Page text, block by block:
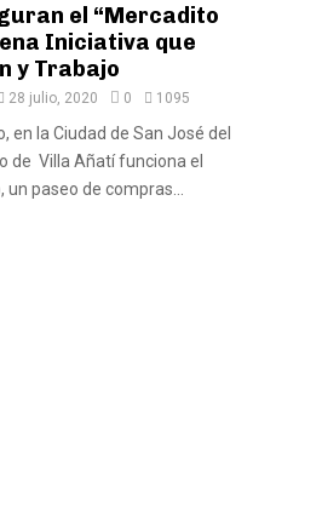
el “Mercadito
Iniciativa que
y Trabajo
28 julio, 2020 0 1095
en la Ciudad de San José del
de Villa Añatí funciona el
paseo de compras...